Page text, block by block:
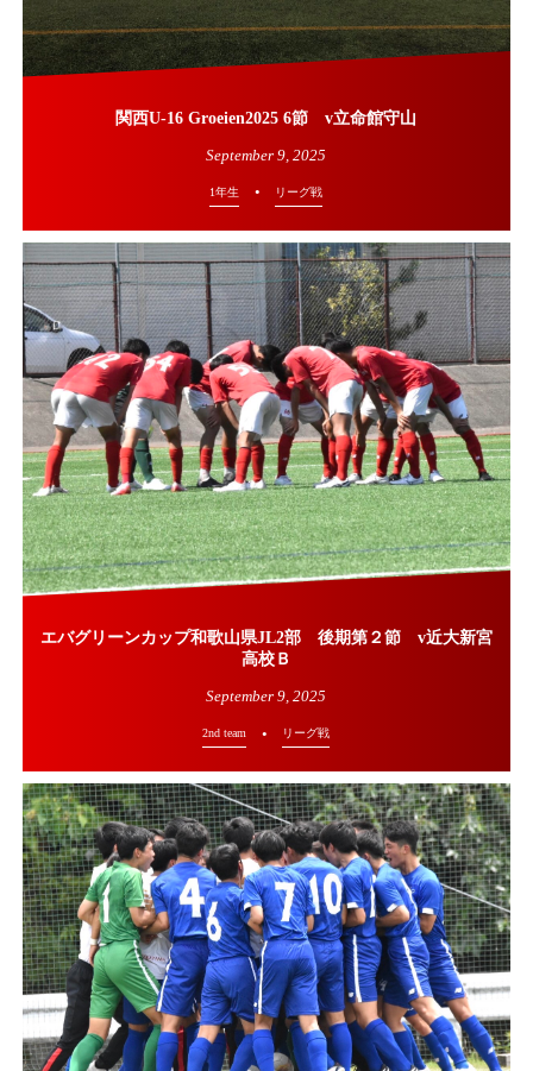
関西U-16 Groeien2025 6節 v立命館守山
September 9 ,2025
1年生 リーグ戦
エバグリーンカップ和歌山県JL2部 後期第２節 v近大新宮
高校Ｂ
September 9,2025
2nd team リーグ戦